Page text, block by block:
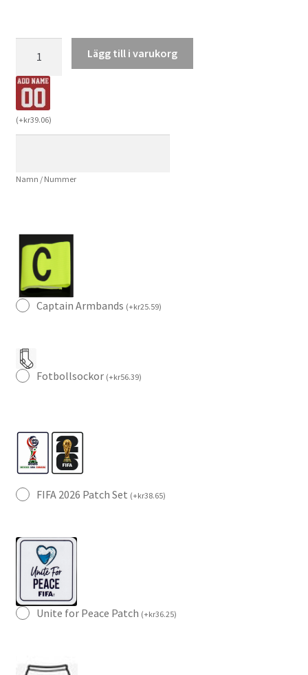
2026
Specialutgåva
Svart
Kortärmad
mängd
Lägg till i varukorg
(+kr39.06)
Namn / Nummer
Captain Armbands (+kr25.59)
Fotbollsockor (+kr56.39)
FIFA 2026 Patch Set (+kr38.65)
Unite for Peace Patch (+kr36.25)